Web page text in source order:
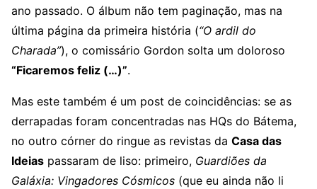
ano passado. O álbum não tem paginação, mas na
última página da primeira história (“O ardil do
Charada”), o comissário Gordon solta um doloroso
“Ficaremos feliz (…)”.
Mas este também é um post de coincidências: se as
derrapadas foram concentradas nas HQs do Bátema,
no outro córner do ringue as revistas da Casa das
Ideias passaram de liso: primeiro, Guardiões da
Galáxia: Vingadores Cósmicos (que eu ainda não li